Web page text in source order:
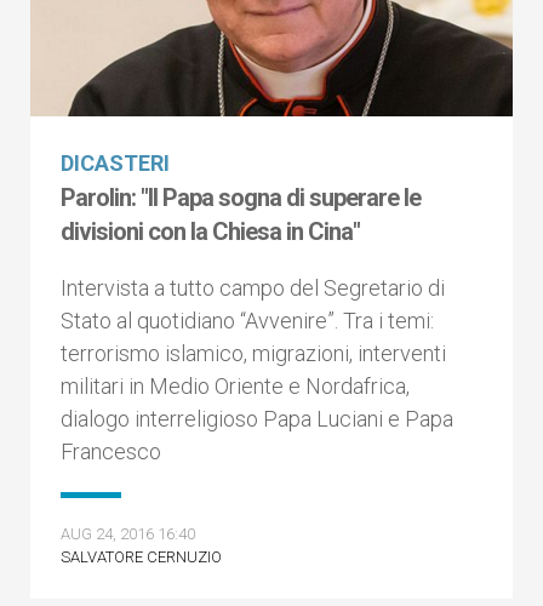
DICASTERI
Parolin: "Il Papa sogna di superare le
divisioni con la Chiesa in Cina"
Intervista a tutto campo del Segretario di
Stato al quotidiano “Avvenire”. Tra i temi:
terrorismo islamico, migrazioni, interventi
militari in Medio Oriente e Nordafrica,
dialogo interreligioso Papa Luciani e Papa
Francesco
AUG 24, 2016 16:40
SALVATORE CERNUZIO